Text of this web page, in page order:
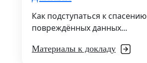
Как подступаться к спасению
повреждённых данных...
Материалы к докладу